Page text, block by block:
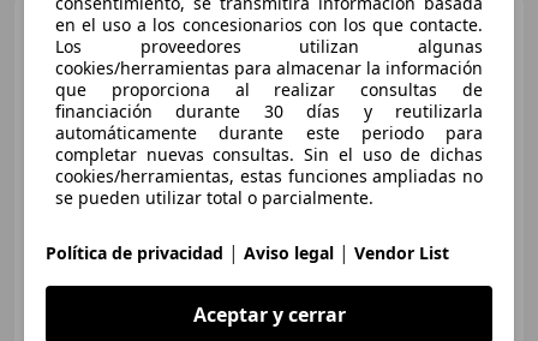
MINI Cooper
€ 4.800
Sin comparación
en el uso a los concesionarios con los que contacte.
Los proveedores utilizan algunas
cookies/herramientas para almacenar la información
que proporciona al realizar consultas de
financiación durante 30 días y reutilizarla
automáticamente durante este periodo para
completar nuevas consultas. Sin el uso de dichas
cookies/herramientas, estas funciones ampliadas no
se pueden utilizar total o parcialmente.
Política de privacidad | Aviso legal | Vendor List
Aceptar y cerrar